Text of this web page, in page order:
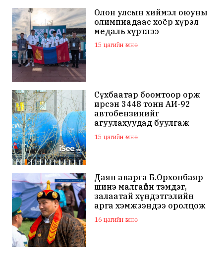
Олон улсын хиймэл оюуны
олимпиадаас хоёр хүрэл
медаль хүртлээ
15 цагийн өмнө
Сүхбаатар боомтоор орж
ирсэн 3448 тонн АИ-92
автобензинийг
агуулахуудад буулгаж
байна
15 цагийн өмнө
Даян аварга Б.Орхонбаяр
шинэ малгайн тэмдэг,
залаатай хүндэтгэлийн
арга хэмжээндээ оролцож
байна
16 цагийн өмнө